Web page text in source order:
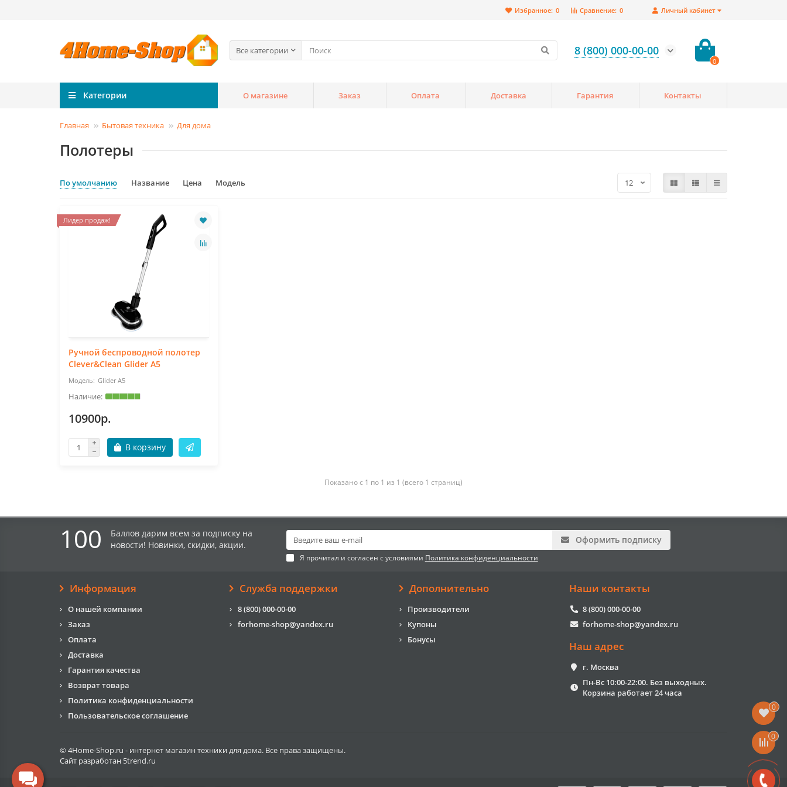
Личный кабинет
Сравнение: 0
Избранное: 0
Все категории 8 (800) 000-00-00
0
Категории О магазине Заказ Оплата Доставка Гарантия Контакты
Главная Бытовая техника Для дома
Полотеры
По умолчанию Название Цена Модель
Лидер продаж!
Ручной беспроводной полотер
Clever&Clean Glider A5
Glider A5
10900р.
В корзину
Показано с 1 по 1 из 1 (всего 1 страниц)
100
Баллов дарим всем за подписку на
новости! Новинки, скидки, акции.
Оформить подписку
Я прочитал и согласен с условиями Политика конфиденциальности
Информация
О нашей компании
Заказ
Оплата
Доставка
Гарантия качества
Возврат товара
Политика конфиденциальности
Пользовательское соглашение
Служба поддержки
8 (800) 000-00-00
forhome-shop@yandex.ru
Дополнительно
Производители
Купоны
Бонусы
Наши контакты
8 (800) 000-00-00
forhome-shop@yandex.ru
Наш адрес
г. Москва
Пн-Вс 10:00-22:00. Без выходных.
Корзина работает 24 часа
© 4Home-Shop.ru - интернет магазин техники для дома. Все права защищены.
Сайт разработан 5trend.ru
0
0